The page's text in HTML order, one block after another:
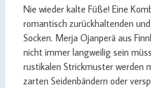
Nie wieder kalte Füße! Eine
romantisch zurückhaltenden
Socken. Merja Ojanperä aus
nicht immer langweilig sein
rustikalen Strickmuster werden
zarten Seidenbändern oder